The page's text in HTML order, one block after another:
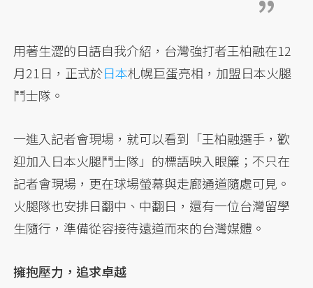
用著生澀的日語自我介紹，台灣強打者王柏融在12
月21日，正式於日本札幌巨蛋亮相，加盟日本火腿
鬥士隊。
一進入記者會現場，就可以看到「王柏融選手，歡
迎加入日本火腿鬥士隊」的標語映入眼簾；不只在
記者會現場，更在球場螢幕與走廊通道隨處可見。
火腿隊也安排日翻中、中翻日，還有一位台灣留學
生隨行，準備從容接待遠道而來的台灣媒體。
擁抱壓力，追求卓越